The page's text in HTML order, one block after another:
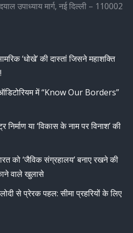
उपाध्याय मार्ग, नई दिल्ली – 110002
‘धोखे’ की दास्तां जिसने महाशक्ति
में “Know Our Borders”
निर्माण या ‘विकास के नाम पर विनाश’ की
को ‘जैविक संग्रहालय’ बनाए रखने की
वाले खुलासे
से प्रेरक पहल: सीमा प्रहरियों के लिए